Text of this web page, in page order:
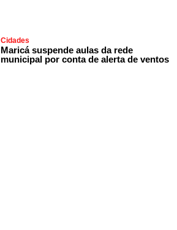
Cidades
Maricá suspende aulas da rede
municipal por conta de alerta de ventos